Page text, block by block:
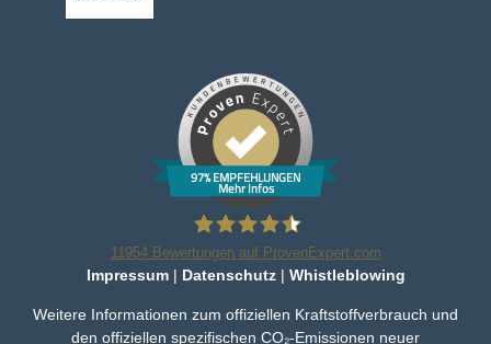
97% EMPFEHLUNGEN
Mehr Infos
Bleker Gruppe
11954Bewertungen auf ProvenExpert.com
Impressum| Datenschutz| Whistleblowing
Weitere Informationen zum offiziellen Kraftstoffverbrauch und
den offiziellen spezifischen CO₂-Emissionen neuer